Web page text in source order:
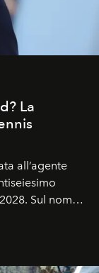
La
all’agente
Sul nome
di Daniel